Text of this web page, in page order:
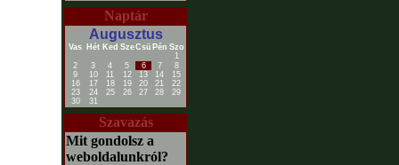
Naptár
Augusztus
Vas Hét Ked SzeCsü Pén Szo
1
2
3 4 5 6 7
8
9
10 11 12 13 14
15
16
17 18 19 20 21
22
23
24 25 26 27 28
29
30
31
Szavazás
Mit gondolsz a
weboldalunkról?